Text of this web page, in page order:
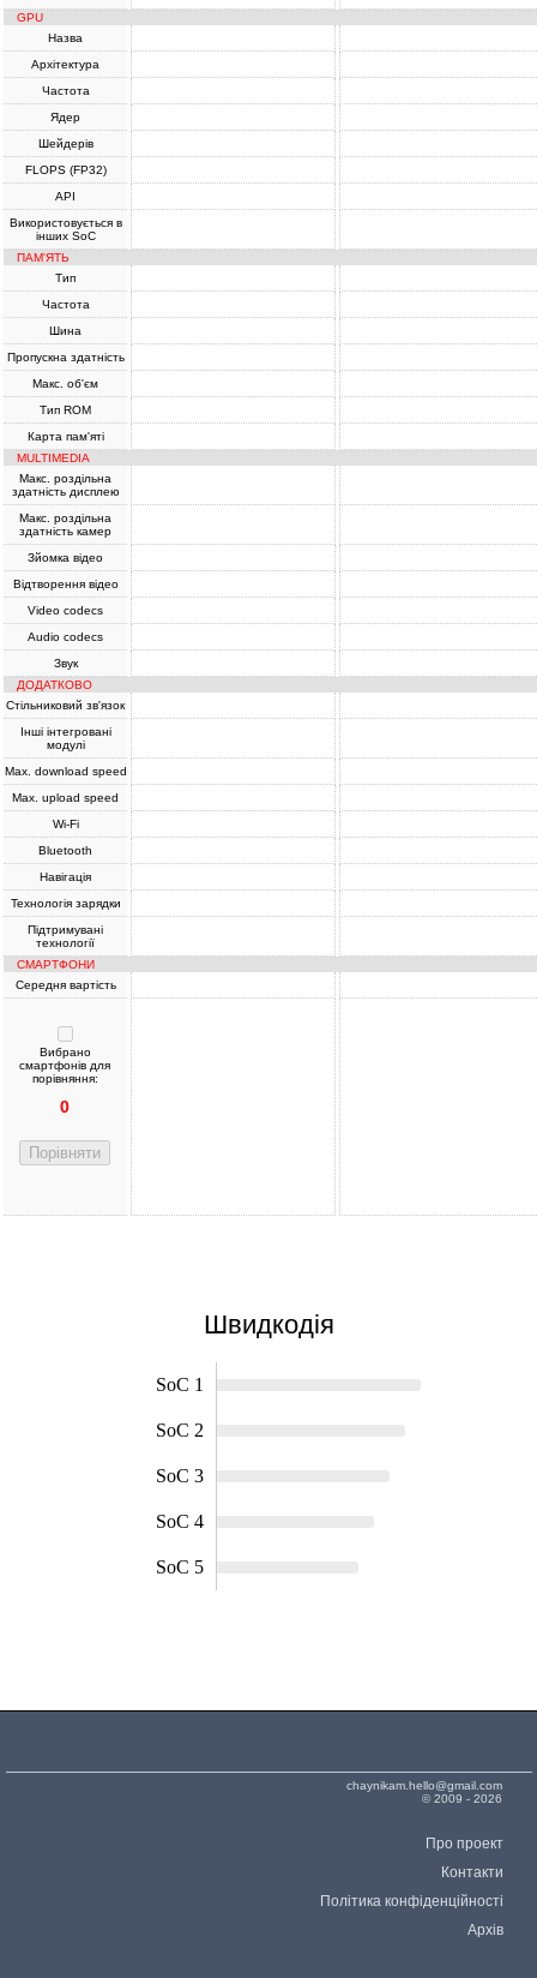
GPU
Назва
Архітектура
Частота
Ядер
Шейдерів
FLOPS (FP32)
API
Використовується в
інших SoC
ПАМ'ЯТЬ
Тип
Частота
Шина
Пропускна здатність
Макс. об'єм
Тип ROM
Карта пам'яті
MULTIMEDIA
Макс. роздільна
здатність дисплею
Макс. роздільна
здатність камер
Зйомка відео
Відтворення відео
Video codecs
Audio codecs
Звук
ДОДАТКОВО
Стільниковий зв'язок
Інші інтегровані
модулі
Max. download speed
Max. upload speed
Wi-Fi
Bluetooth
Навігація
Технологія зарядки
Підтримувані
технології
СМАРТФОНИ
Середня вартість
Вибрано
смартфонів для
порівняння:
0
Порівняти
Швидкодія
SoC 1
SoC 2
SoC 3
SoC 4
SoC 5
chaynikam.hello@gmail.com
© 2009 - 2026
Про проект
Контакти
Політика конфіденційності
Архів